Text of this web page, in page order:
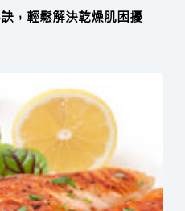
，輕鬆解決乾燥肌困擾